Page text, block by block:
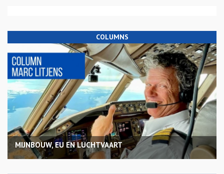
COLUMNS
MIJNBOUW, EU EN LUCHTVAART